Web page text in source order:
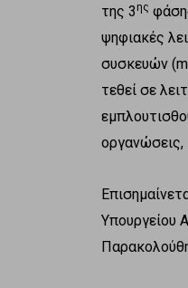
της 3 ης
ψηφιακές
συσκευών
τεθεί σε
οργανώσεις,
Υπουργείου